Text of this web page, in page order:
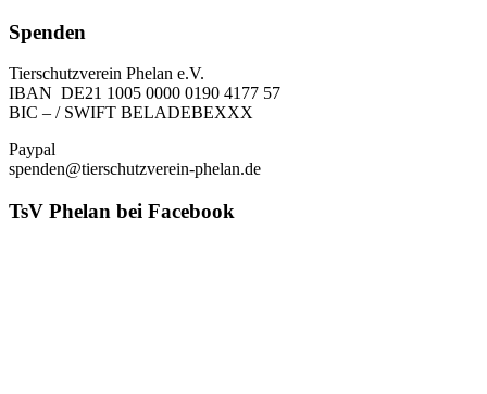
Spenden
Tierschutzverein Phelan e.V.
IBAN DE21 1005 0000 0190 4177 57
BIC – / SWIFT BELADEBEXXX
Paypal
spenden@tierschutzverein-phelan.de
TsV Phelan bei Facebook